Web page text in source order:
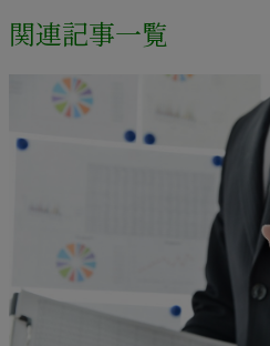
関連記事一覧